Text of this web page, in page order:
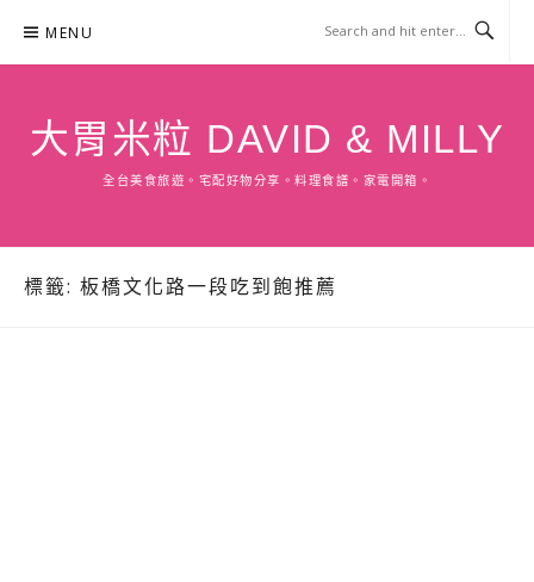
content
MENU
大胃米粒 DAVID & MILLY
全台美食旅遊。宅配好物分享。料理食譜。家電開箱。
標籤: 板橋文化路一段吃到飽推薦